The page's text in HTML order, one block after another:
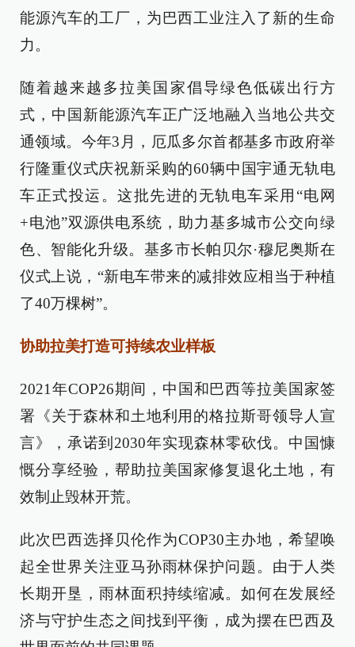
能源汽车的工厂，为巴西工业注入了新的生命
力。
随着越来越多拉美国家倡导绿色低碳出行方
式，中国新能源汽车正广泛地融入当地公共交
通领域。今年3月，厄瓜多尔首都基多市政府举
行隆重仪式庆祝新采购的60辆中国宇通无轨电
车正式投运。这批先进的无轨电车采用“电网
+电池”双源供电系统，助力基多城市公交向绿
色、智能化升级。基多市长帕贝尔·穆尼奥斯在
仪式上说，“新电车带来的减排效应相当于种植
了40万棵树”。
协助拉美打造可持续农业样板
2021年COP26期间，中国和巴西等拉美国家签
署《关于森林和土地利用的格拉斯哥领导人宣
言》，承诺到2030年实现森林零砍伐。中国慷
慨分享经验，帮助拉美国家修复退化土地，有
效制止毁林开荒。
此次巴西选择贝伦作为COP30主办地，希望唤
起全世界关注亚马孙雨林保护问题。由于人类
长期开垦，雨林面积持续缩减。如何在发展经
济与守护生态之间找到平衡，成为摆在巴西及